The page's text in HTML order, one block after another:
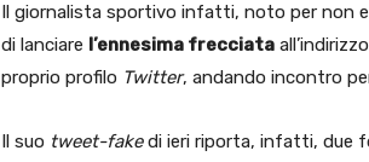
Il giornalista sportivo infatti, noto per non
di lanciare l’ennesima frecciata
proprio profilo Twitter, andando incontro
Il suo tweet-fakedi ieri riporta, infatti, due